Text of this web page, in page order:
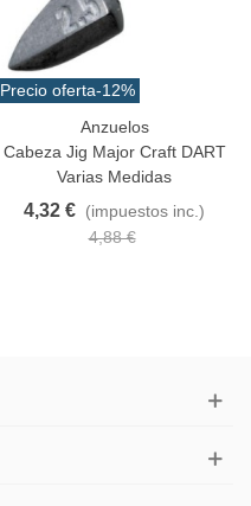
Precio oferta-12%
Anzuelos
Cabeza Jig Major Craft DART
Varias Medidas
4,32 € (impuestos inc.)
4,88 €